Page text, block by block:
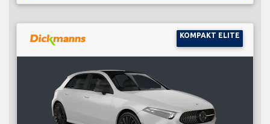
KOMPAKT ELITE